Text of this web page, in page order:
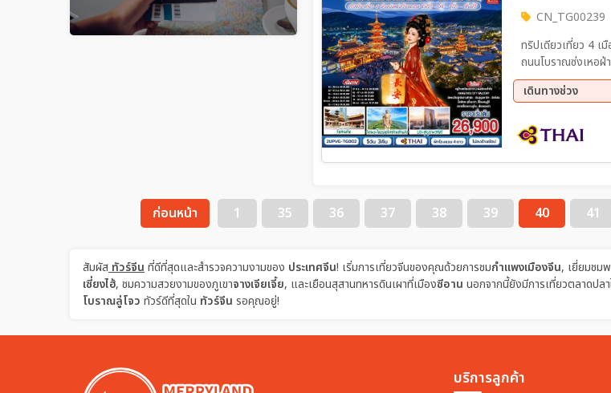
CN_TG00239
ทริปเดียวเที่ยว 4 เมืองดังแห่งเจียงหนาน – ซีหูเ
ถนนโบราณซ่งเหอ
ศาลาฝานกง - เมือ
เจียเจี่ยว (ไม่รวม
เดินทางช่วง
22 ต.ค. 69 - 26
ก่อนหน้า 1 35 36 37 38 39 40 41
สัมผัส ทัวร์จีน ที่ดีที่สุดและสำรวจความงามของ ประเทศจีน! เริ่มการเที่ยวจีนของคุณด้วยการชมกำแพงเมืองจีน, เยี่ยมชม
เซี่ยงไฮ้, ชมความสวยงามของภูเขาจางเจียเจี้ย, และเยือนสุสานทหารดินเผาที่เมืองซีอาน นอกจากนี้ยังมีการเที่ยวตลาดปลา
โบราณลู่โจว ทัวร์ดีที่สุดใน ทัวร์จีน รอคุณอยู่!
บริการลูกค้า